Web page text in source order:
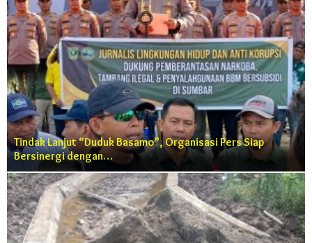
Tindak Lanjut “Duduk Basamo”, Organisasi Pers Siap
Bersinergi dengan…